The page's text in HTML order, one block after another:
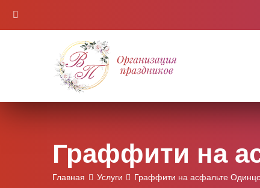
Граффити на
Главная Услуги Граффити на асфальте